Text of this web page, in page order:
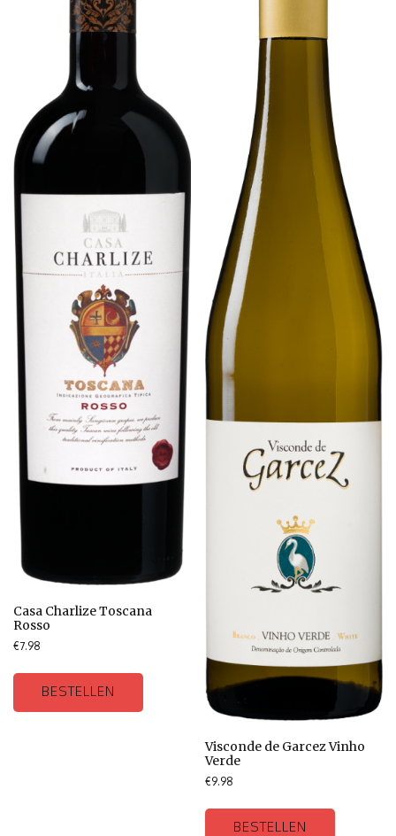
Casa Charlize Toscana
Rosso
€7.98
BESTELLEN
Visconde de Garcez Vinho
Verde
€9.98
BESTELLEN